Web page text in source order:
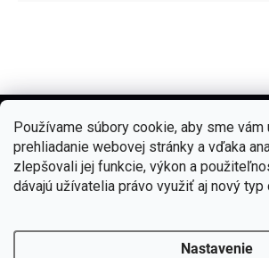
Používame súbory cookie, aby sme
prehliadanie webovej stránky a vďaka
zlepšovali jej funkcie, výkon a
dávajú užívatelia právo využiť aj nový typ
Nastavenie
🎁Získajte 7 % zľavu na
Prihláste sa k odberu noviniek